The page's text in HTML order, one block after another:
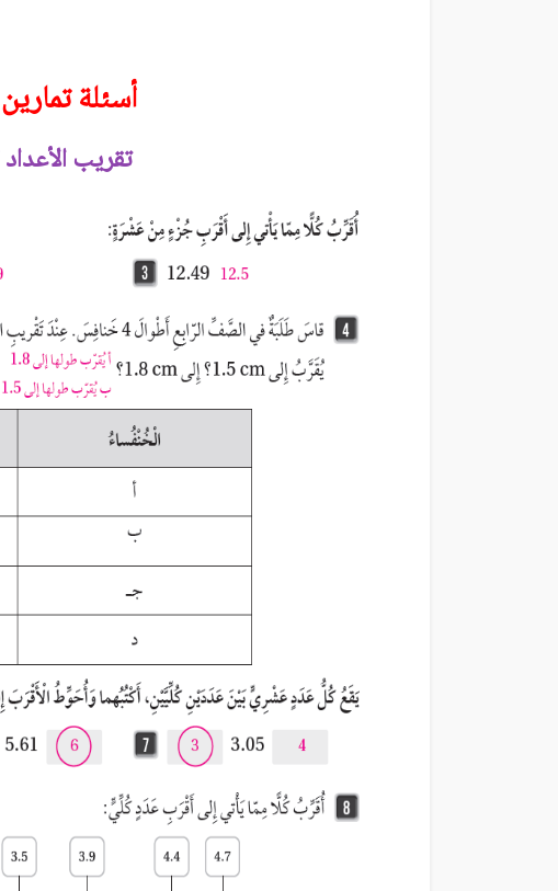
أسئلة
تقريب